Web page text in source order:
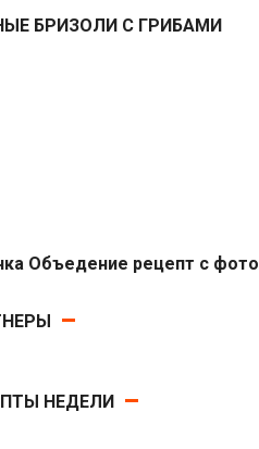
БРИЗОЛИ С ГРИБАМИ
Объедение рецепт с фото
НЕДЕЛИ